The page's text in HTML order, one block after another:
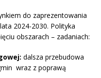
do zaprezentowania
2024-2030. Polityka
obszarach – zadaniach:
dalsza przebudowa
wraz z poprawą